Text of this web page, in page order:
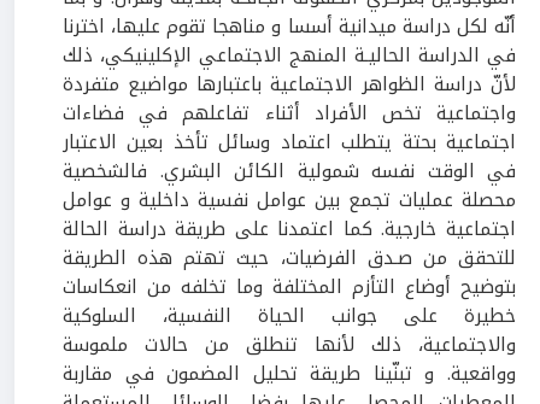
أنّه لكل دراسة ميدانية أسسا و مناهجا تقوم عليها، اخترنا
في الدراسة الحاليـة المنهج الاجتماعي الإكلينيكي، ذلك
لأنّ دراسة الظواهر الاجتماعية باعتبارها مواضيع متفردة
واجتماعية تخص الأفراد أثناء تفاعلهم في فضاءات
اجتماعية بحتة يتطلب اعتماد وسائل تأخذ بعين الاعتبار
في الوقت نفسه شمولية الكائن البشري. فالشخصية
محصلة عمليات تجمع بين عوامل نفسية داخلية و عوامل
اجتماعية خارجية. كما اعتمدنا على طريقة دراسة الحالة
للتحقق من صـدق الفرضيات، حيث تهتم هذه الطريقة
بتوضيح أوضاع التأزم المختلفة وما تخلفه من انعكاسات
خطيرة على جوانب الحياة النفسية، السلوكية
والاجتماعية، ذلك لأنها تنطلق من حالات ملموسة
وواقعية. و تبنّينا طريقة تحليل المضمون في مقاربة